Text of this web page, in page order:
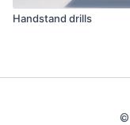
Handstand drills
©